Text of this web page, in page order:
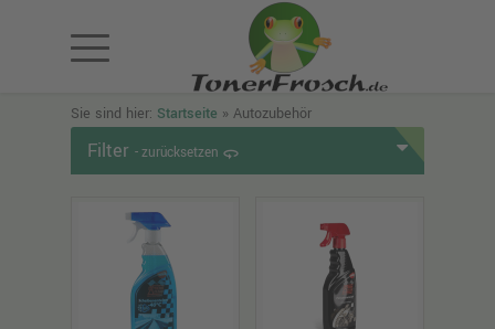
Sie sind hier: Startseite » Autozubehör
Filter - zurücksetzen 360